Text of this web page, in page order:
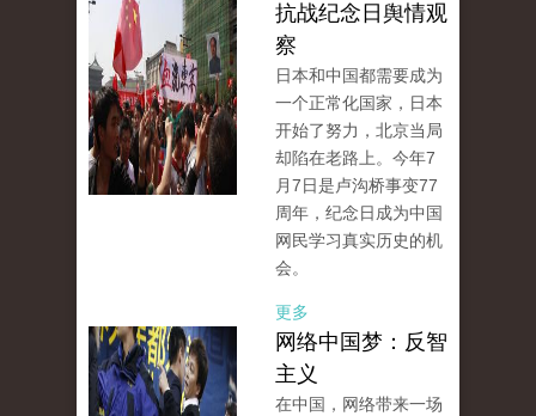
抗战纪念日舆情观
察
日本和中国都需要成为
一个正常化国家，日本
开始了努力，北京当局
却陷在老路上。今年7
月7日是卢沟桥事变77
周年，纪念日成为中国
网民学习真实历史的机
会。
更多
网络中国梦：反智
主义
在中国，网络带来一场